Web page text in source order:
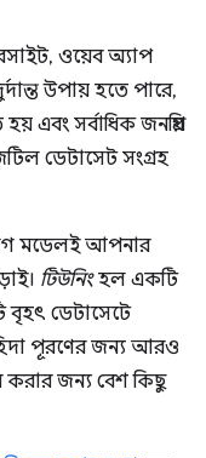
ওয়েব অ্যাপ
উপায় হতে পারে,
এবং সর্বাধিক জনপ্রিয়
ডেটাসেট সংগ্রহ
মডেলই আপনার
টিউনিংহল একটি
বৃহৎ ডেটাসেটে
পূরণের জন্য আরও
করার জন্য বেশ কিছু